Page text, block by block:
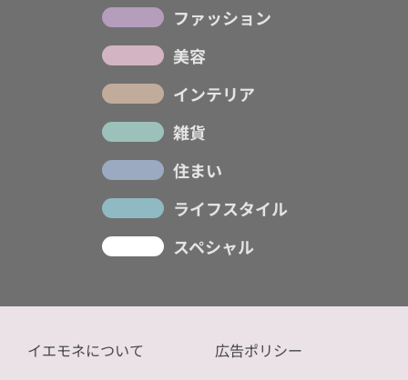
ファッション
美容
インテリア
雑貨
住まい
ライフスタイル
スペシャル
イエモネについて
広告ポリシー